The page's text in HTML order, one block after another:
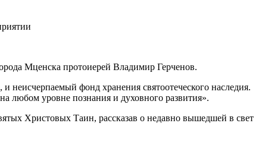
Мценска протоиерей Владимир Герченов.
фонд хранения святоотеческого наследия.
любом уровне познания и духовного развития».
Христовых Таин, рассказав о недавно вышедшей в свет